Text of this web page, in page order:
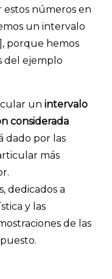
estos números en
un intervalo
porque hemos
del ejemplo
un intervalo
considerada
dado por las
más
dedicados a
y las
de las